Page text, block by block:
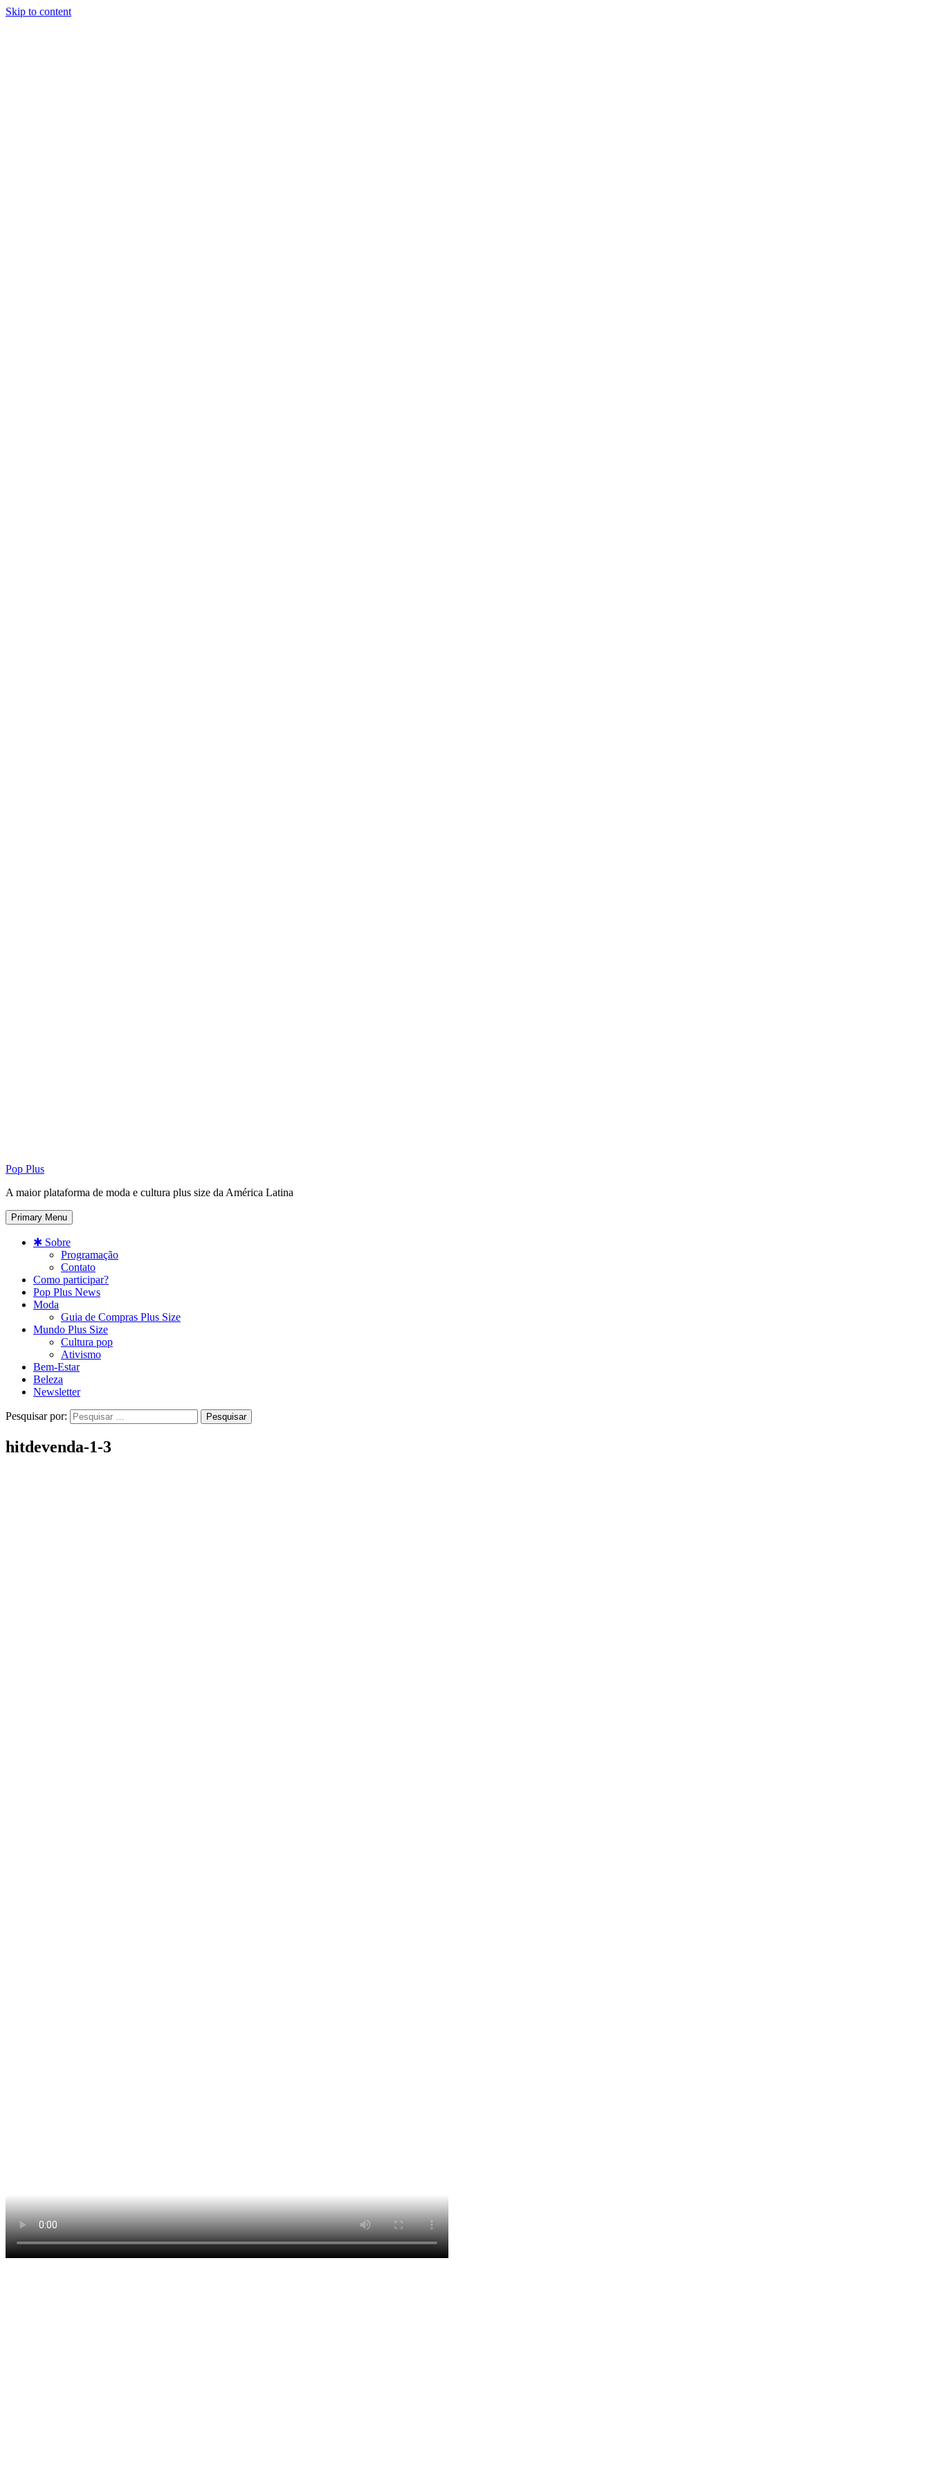
Skip to content
Pop Plus
A maior plataforma de moda e cultura plus size da América Latina
Primary Menu
✱ Sobre
Programação
Contato
Como participar?
Pop Plus News
Moda
Guia de Compras Plus Size
Mundo Plus Size
Cultura pop
Ativismo
Bem-Estar
Beleza
Newsletter
Pesquisar por:
hitdevenda-1-3